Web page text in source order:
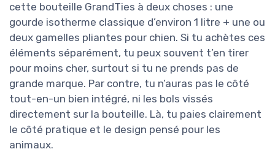
cette bouteille GrandTies à deux choses : une
gourde isotherme classique d’environ 1 litre + une ou
deux gamelles pliantes pour chien. Si tu achètes ces
éléments séparément, tu peux souvent t’en tirer
pour moins cher, surtout si tu ne prends pas de
grande marque. Par contre, tu n’auras pas le côté
tout-en-un bien intégré, ni les bols vissés
directement sur la bouteille. Là, tu paies clairement
le côté pratique et le design pensé pour les
animaux.